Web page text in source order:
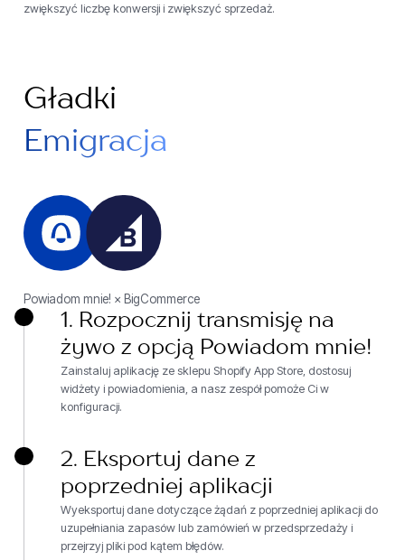
zwiększyć liczbę konwersji i zwiększyć sprzedaż.
Gładki
Emigracja
Powiadom mnie! × BigCommerce
1. Rozpocznij transmisję na
żywo z opcją Powiadom mnie!
Zainstaluj aplikację ze sklepu Shopify App Store, dostosuj
widżety i powiadomienia, a nasz zespół pomoże Ci w
konfiguracji.
2. Eksportuj dane z
poprzedniej aplikacji
Wyeksportuj dane dotyczące żądań z poprzedniej aplikacji do
uzupełniania zapasów lub zamówień w przedsprzedaży i
przejrzyj pliki pod kątem błędów.